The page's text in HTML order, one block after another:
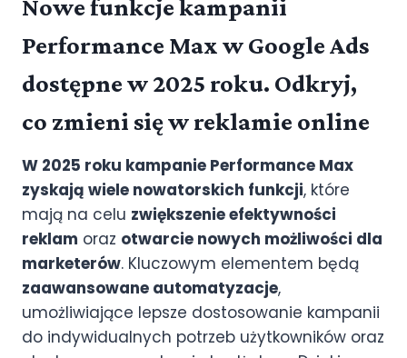
Nowe funkcje kampanii
Performance Max w Google Ads
dostępne w 2025 roku. Odkryj,
co zmieni się w reklamie online
W 2025 roku kampanie Performance Max
zyskają wiele nowatorskich funkcji, które
mają na celu zwiększenie efektywności
reklam oraz otwarcie nowych możliwości dla
marketerów. Kluczowym elementem będą
zaawansowane automatyzacje,
umożliwiające lepsze dostosowanie kampanii
do indywidualnych potrzeb użytkowników oraz